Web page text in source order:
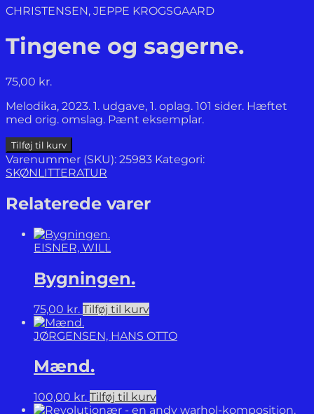
CHRISTENSEN, JEPPE KROGSGAARD
Tingene og sagerne.
75,00 kr.
Melodika, 2023. 1. udgave, 1. oplag. 101 sider. Hæftet
med orig. omslag. Pænt eksemplar.
Tingene og
sagerne.
antal
Tilføj til kurv
Varenummer (SKU): 25983 Kategori:
SKØNLITTERATUR
Relaterede varer
EISNER, WILL
Bygningen.
75,00 kr. Tilføj til kurv
JØRGENSEN, HANS OTTO
Mænd.
100,00 kr. Tilføj til kurv